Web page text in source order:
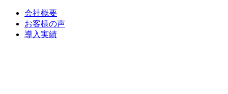
会社概要
お客様の声
導入実績